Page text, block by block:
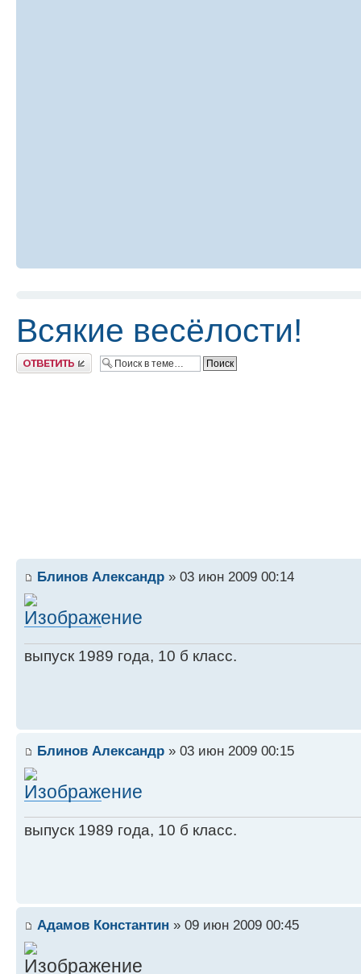
Всякие весёлости!
Ответить
Блинов Александр » 03 июн 2009 00:14
выпуск 1989 года, 10 б класс.
Блинов Александр » 03 июн 2009 00:15
выпуск 1989 года, 10 б класс.
Адамов Константин » 09 июн 2009 00:45